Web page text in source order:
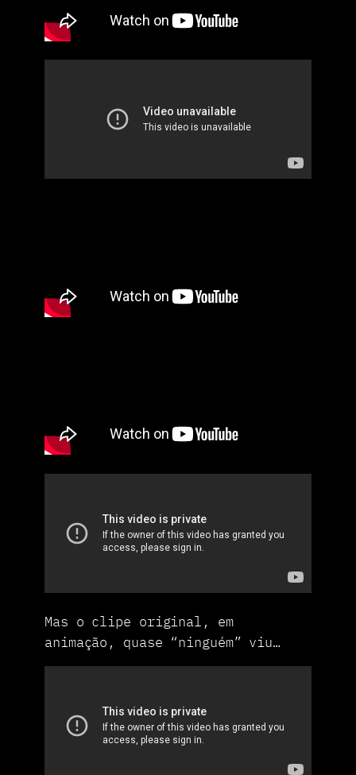
Mas o clipe original, em
animação, quase “ninguém” viu…